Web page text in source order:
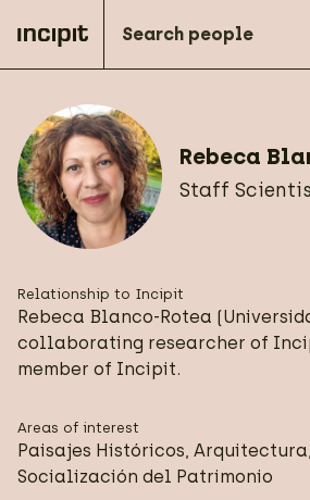
Rebeca
Staff
Relationship to Incipit
Rebeca Blanco-Rotea
collaborating researcher of
member of Incipit.
Areas of interest
Paisajes Históricos,
Socialización del Patrimonio